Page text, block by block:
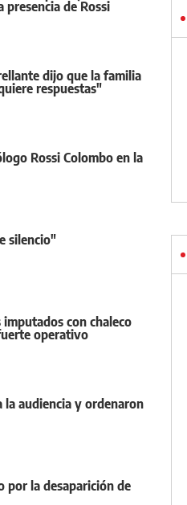
presencia de Rossi
dijo que la familia
respuestas"
Rossi Colombo en la
silencio"
imputados con chaleco
operativo
la audiencia y ordenaron
por la desaparición de